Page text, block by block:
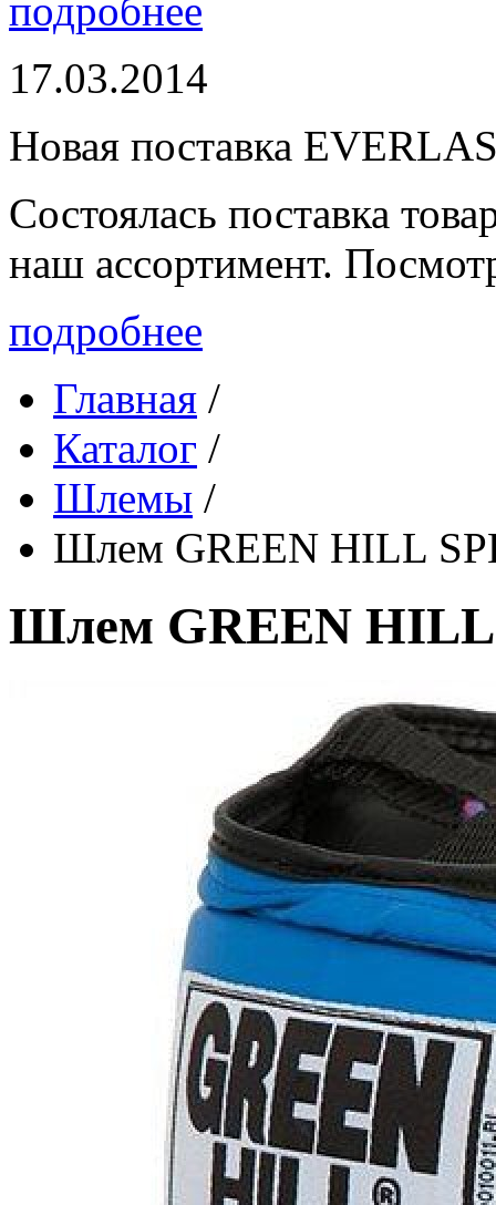
подробнее
17.03.2014
Новая поставка
Состоялась поставка
наш ассортимент.
подробнее
Главная /
Каталог /
Шлемы /
Шлем GREEN HILL
Шлем GREEN HILL